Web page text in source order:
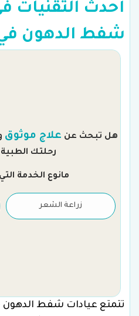
أحدث التقنيات
شفط الدهون في
هل تبحث عن علاج موثوق
رحلتك الطبية
مانوع الخدمة
زراعة الشعر
تتمتع عيادات شفط الدهون